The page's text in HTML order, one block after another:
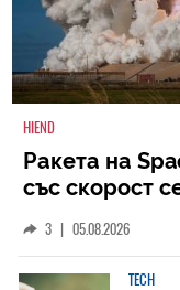
HIEND
Ракета на
със скорост
3 | 05.08.2026
TECH